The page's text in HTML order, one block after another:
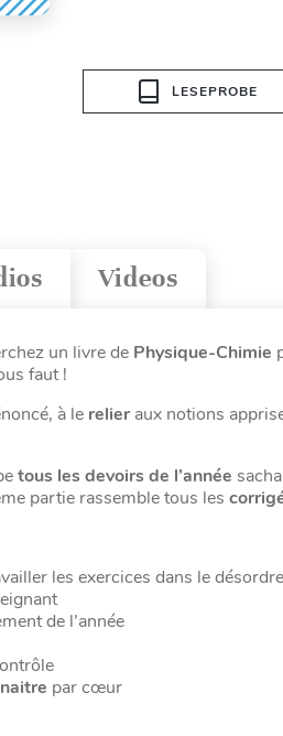
LESEPROBE
Videos
un livre de Physique-Chimie
faut !
à le relieraux notions
tous les devoirs de l’année
partie rassemble tous les
les exercices dans le
de l’année
par cœur